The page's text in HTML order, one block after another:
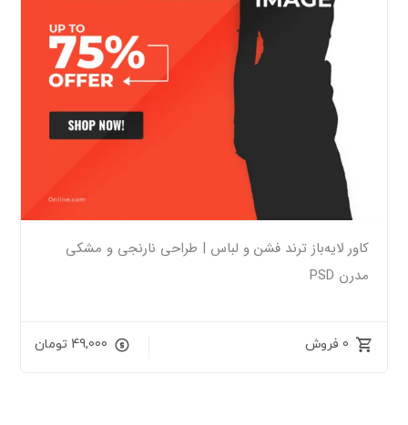
کاور لایه‌باز ترند فشن و لباس | طراحی نارنجی و مشکی
مدرن PSD
0 فروش 49,000 تومان